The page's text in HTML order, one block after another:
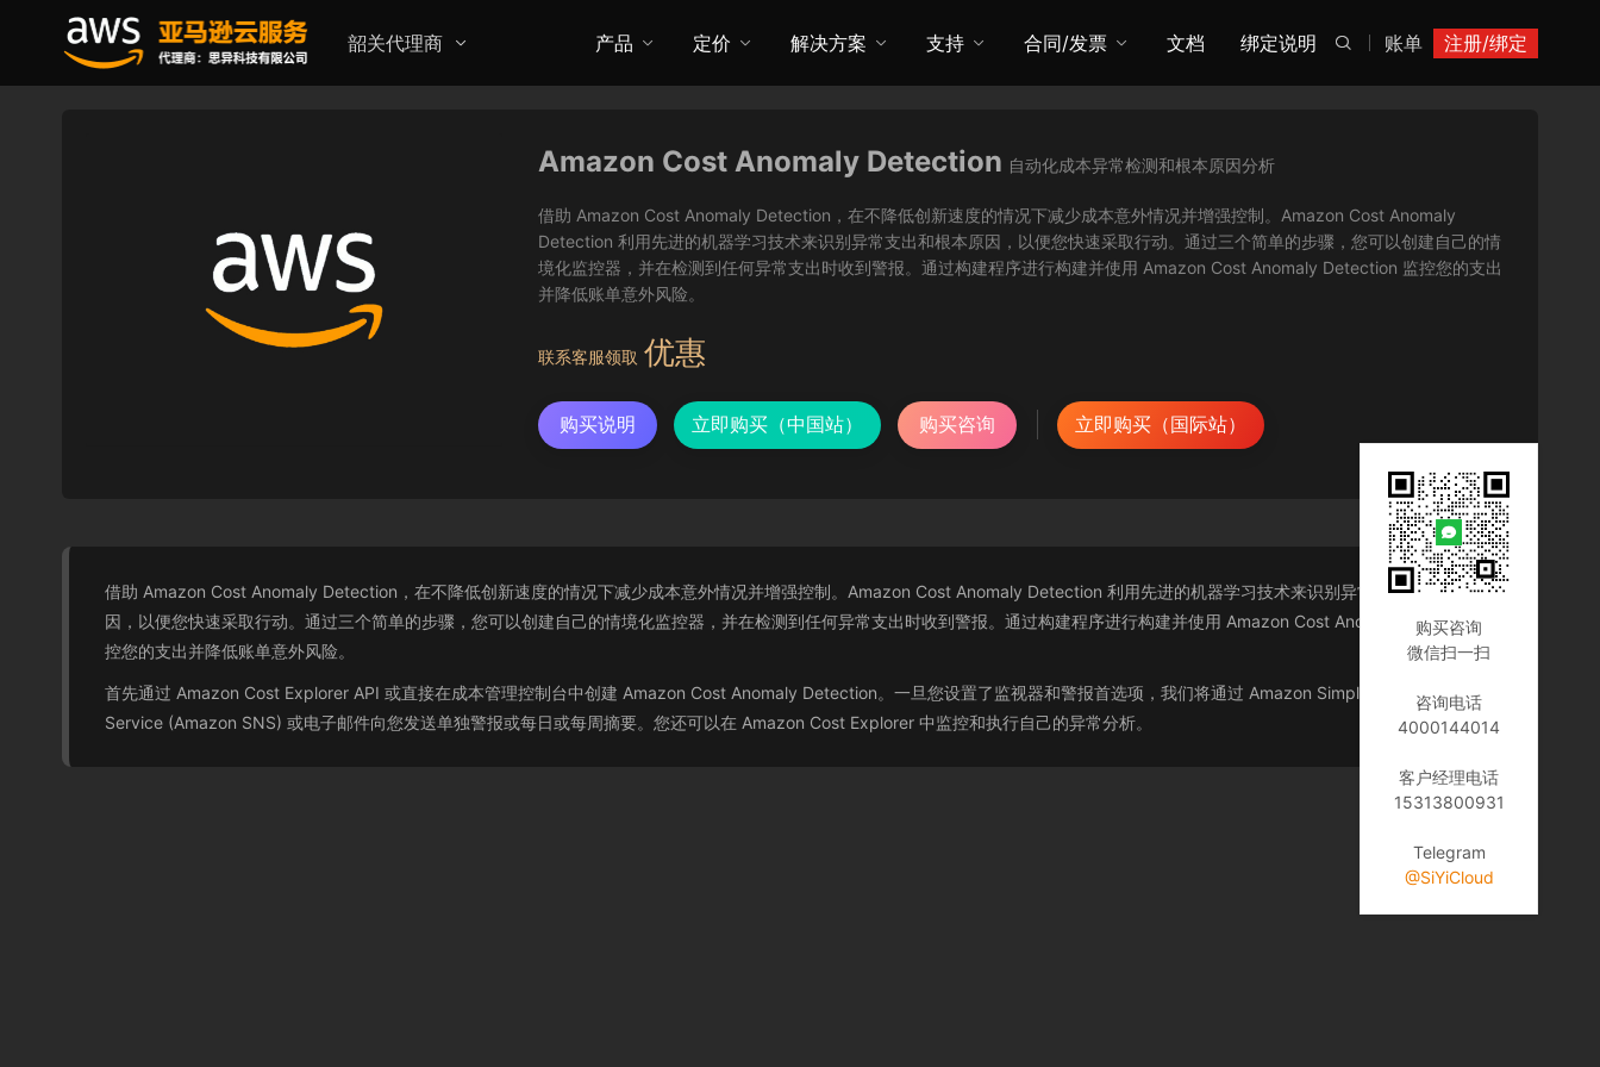
韶关代理商 账单 注册/绑定

产品 定价 解决方案 支持 合同/发票 文档 绑定说明
Amazon Cost Anomaly Detection 自动化成本异常检测和根本原因分析
借助 Amazon Cost Anomaly Detection，在不降低创新速度的情况下减少成本意外情况并增强控制。Amazon Cost Anomaly
Detection 利用先进的机器学习技术来识别异常支出和根本原因，以便您快速采取行动。通过三个简单的步骤，您可以创建自己的情
境化监控器，并在检测到任何异常支出时收到警报。通过构建程序进行构建并使用 Amazon Cost Anomaly Detection 监控您的支出
并降低账单意外风险。
联系客服领取 优惠
购买说明 立即购买（中国站） 购买咨询 立即购买（国际站）
借助 Amazon Cost Anomaly Detection，在不降低创新速度的情况下减少成本意外情况并增强控制。Amazon Cost Anomaly Detection 利用先进的机器学习技术来识别异常支出和根本原
因，以便您快速采取行动。通过三个简单的步骤，您可以创建自己的情境化监控器，并在检测到任何异常支出时收到警报。通过构建程序进行构建并使用 Amazon Cost Anomaly Detection 监
控您的支出并降低账单意外风险。
首先通过 Amazon Cost Explorer API 或直接在成本管理控制台中创建 Amazon Cost Anomaly Detection。一旦您设置了监视器和警报首选项，我们将通过 Amazon Simple Notification
Service (Amazon SNS) 或电子邮件向您发送单独警报或每日或每周摘要。您还可以在 Amazon Cost Explorer 中监控和执行自己的异常分析。
购买咨询
微信扫一扫
咨询电话
4000144014
客户经理电话
15313800931
Telegram
@SiYiCloud